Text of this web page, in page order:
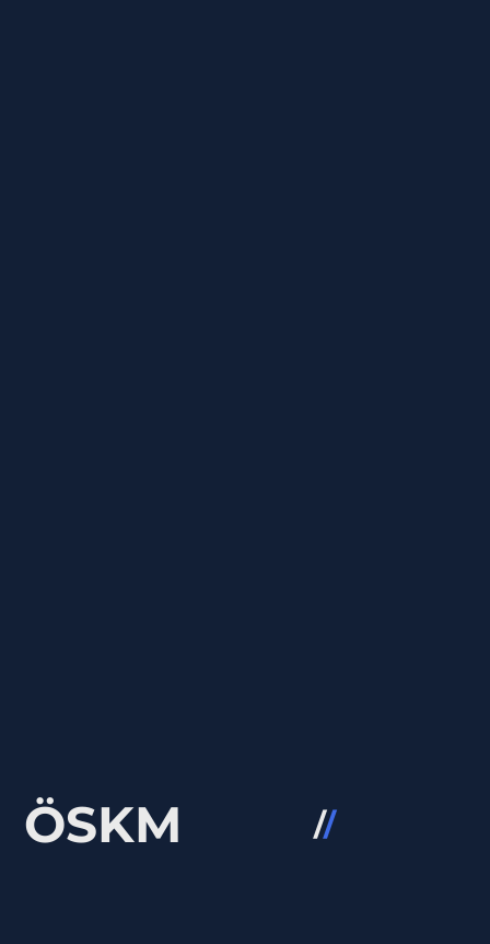
ÖSKM //